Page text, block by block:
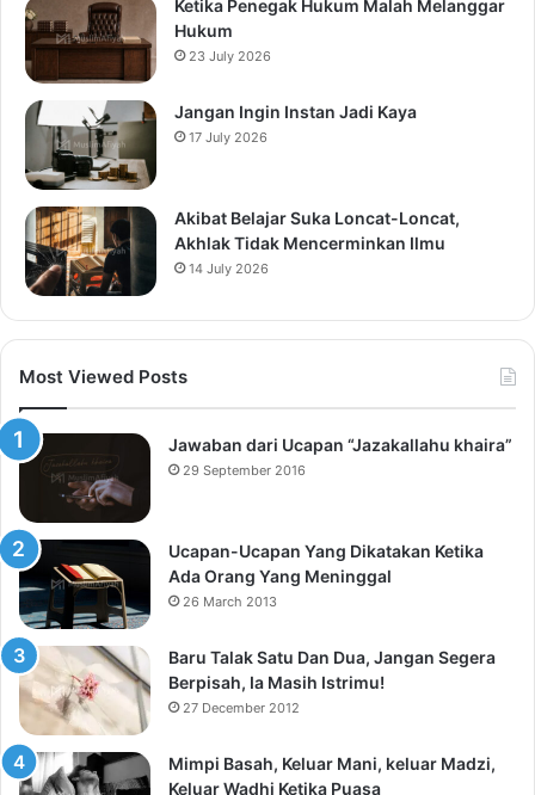
Ketika Penegak Hukum Malah Melanggar
Hukum
23 July 2026
Jangan Ingin Instan Jadi Kaya
17 July 2026
Akibat Belajar Suka Loncat-Loncat,
Akhlak Tidak Mencerminkan Ilmu
14 July 2026
Most Viewed Posts
Jawaban dari Ucapan “Jazakallahu khaira”
29 September 2016
Ucapan-Ucapan Yang Dikatakan Ketika
Ada Orang Yang Meninggal
26 March 2013
Baru Talak Satu Dan Dua, Jangan Segera
Berpisah, Ia Masih Istrimu!
27 December 2012
Mimpi Basah, Keluar Mani, keluar Madzi,
Keluar Wadhi Ketika Puasa